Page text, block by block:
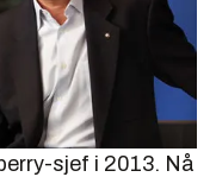
sjef i 2013. Nå